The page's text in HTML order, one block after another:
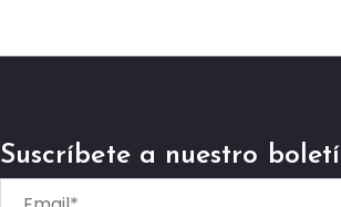
Suscríbete a nuestro